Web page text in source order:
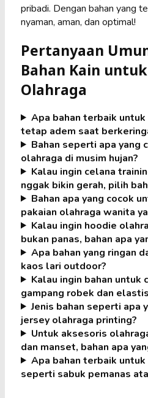
pribadi. Dengan bahan yang
nyaman, aman, dan optimal!
Pertanyaan
Bahan Kain
Olahraga
Apa bahan terbaik
tetap adem saat
Bahan seperti apa yang
olahraga di musim hujan?
Kalau ingin celana
nggak bikin gerah, pilih
Bahan apa yang cocok
pakaian olahraga wanita
Kalau ingin hoodie
bukan panas, bahan apa
Apa bahan yang ringan
kaos lari outdoor?
Kalau ingin bahan untuk
gampang robek dan
Jenis bahan seperti apa
jersey olahraga printing?
Untuk aksesoris
dan manset, bahan apa
Apa bahan terbaik
seperti sabuk pemanas